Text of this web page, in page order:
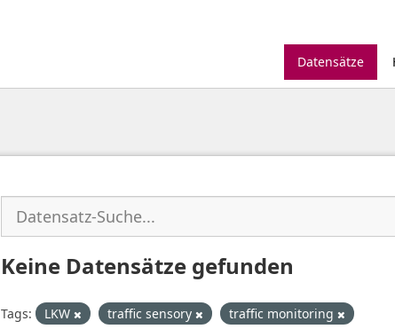
Datensätze
Keine Datensätze gefunden
Tags: LKW traffic sensory traffic monitoring